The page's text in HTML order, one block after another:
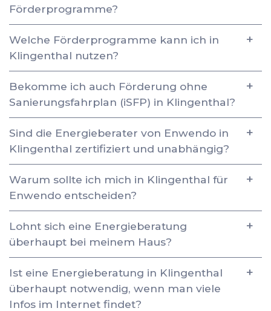
Förderprogramme?
Welche Förderprogramme kann ich in
Klingenthal nutzen?
Bekomme ich auch Förderung ohne
Sanierungsfahrplan (iSFP) in Klingenthal?
Sind die Energieberater von Enwendo in
Klingenthal zertifiziert und unabhängig?
Warum sollte ich mich in Klingenthal für
Enwendo entscheiden?
Lohnt sich eine Energieberatung
überhaupt bei meinem Haus?
Ist eine Energieberatung in Klingenthal
überhaupt notwendig, wenn man viele
Infos im Internet findet?